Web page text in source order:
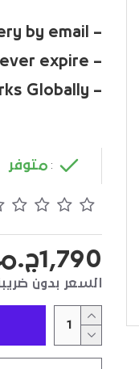
– Digital delivery by email
– The License will never expire
– Works Globally
: متوفر
1,790ج.م
السعر بدون ضريبة :